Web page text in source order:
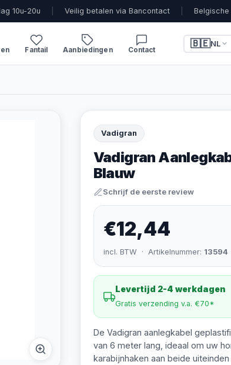
10u-20u Veilig betalen via Bancontact Belgische
Fantail Aanbiedingen Contact
🇧🇪NL
Vadigran
Vadigran
Blauw
Schrijf de eerste review
€12,44
incl. BTW · Artikelnummer: 13594
Levertijd 2-4 werkdagen
Gratis verzending v.a. €70*
De Vadigran aanlegkabel
van 6 meter lang, ideaal om uw
karabijnhaken aan beide